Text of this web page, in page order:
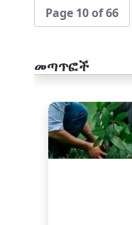
Page 10 of 66
መጣጥፎች
አዲስ